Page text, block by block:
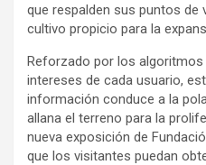
que respalden sus puntos de
cultivo propicio para la
Reforzado por los algoritmos
intereses de cada usuario,
información conduce a la
allana el terreno para la
nueva exposición de
que los visitantes puedan